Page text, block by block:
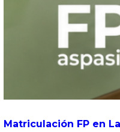
Matriculación FP en